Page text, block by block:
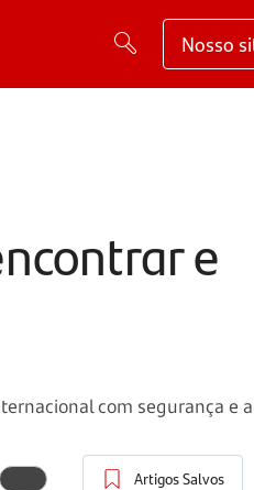
Nosso
e
com segurança e
Artigos Salvos